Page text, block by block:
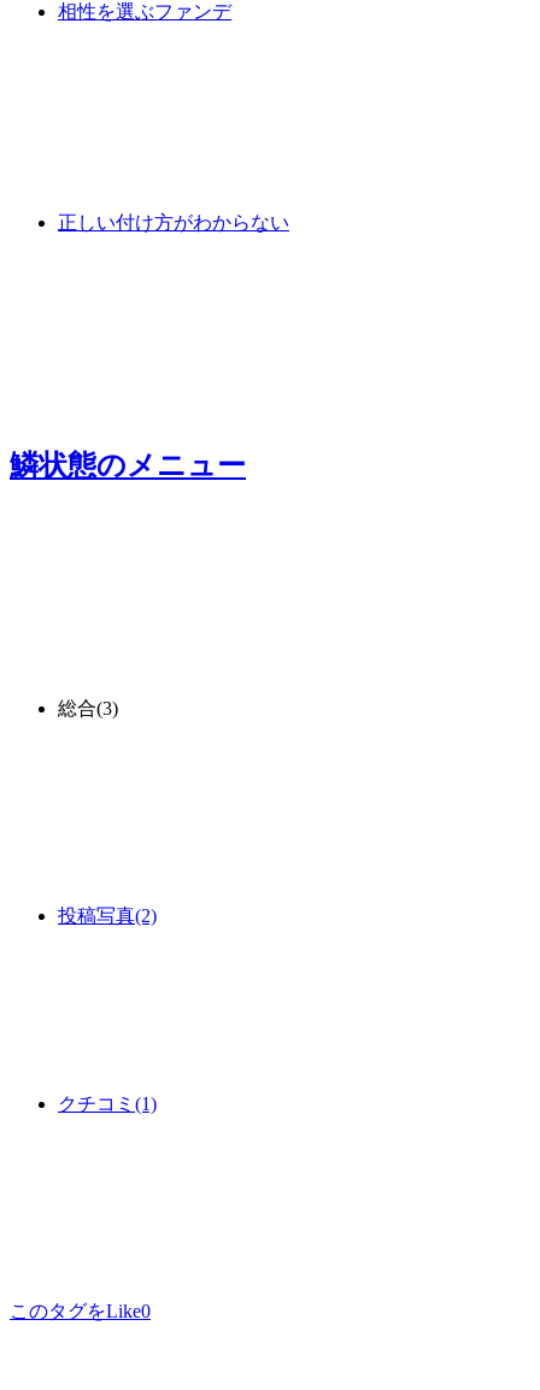
相性を選ぶファンデ
正しい付け方がわからない
鱗状態のメニュー
総合(3)
投稿写真(2)
クチコミ (1)
このタグをLike0